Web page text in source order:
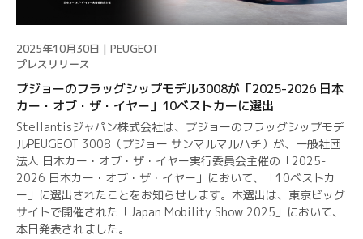
2025年10月30日 | PEUGEOT
プレスリリース
プジョーのフラッグシップモデル3008が「2025-2026 日本
カー・オブ・ザ・イヤー」10ベストカーに選出
Stellantisジャパン株式会社は、プジョーのフラッグシップモデ
ルPEUGEOT 3008（プジョー サンマルマルハチ）が、一般社団
法人 日本カー・オブ・ザ・イヤー実行委員会主催の「2025-
2026 日本カー・オブ・ザ・イヤー」において、「10ベストカ
ー」に選出されたことをお知らせします。本選出は、東京ビッグ
サイトで開催された「Japan Mobility Show 2025」において、
本日発表されました。